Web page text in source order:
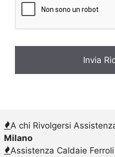
*
A chi Rivolgersi
Milano
Assistenza Caldaie